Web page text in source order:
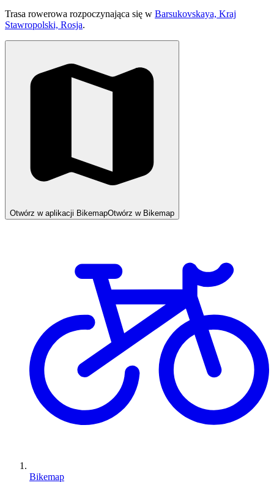
Trasa rowerowa rozpoczynająca się w Barsukovskaya, Kraj
Stawropolski, Rosja.
Otwórz w aplikacji BikemapOtwórz w Bikemap
Bikemap